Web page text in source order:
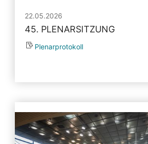
22.05.2026
45. PLENARSITZUNG
Plenarprotokoll